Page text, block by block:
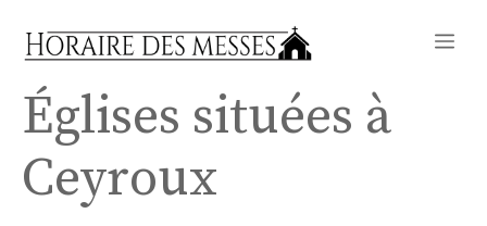
Églises situées à
Ceyroux